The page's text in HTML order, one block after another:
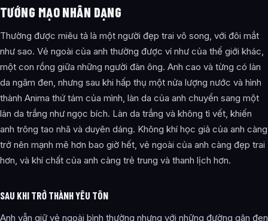
TƯỚNG MẠO NHÂN DẠNG
Thường được miêu tả là một người đẹp trai vô song, với đôi mắt
như sao. Vẻ ngoài của anh thường được ví như của thế giới khác,
một con rồng giữa những người đàn ông. Anh cao và từng có làn
da ngăm đen, nhưng sau khi hấp thụ một nửa lượng nước và hình
thành Anima thứ tám của mình, làn da của anh chuyển sang một
làn da trắng như ngọc bích. Làn da trắng và không tì vết, khiến
anh trông tao nhã và duyên dáng. Không khí học giả của anh càng
trở nên mạnh mẽ hơn bao giờ hết, vẻ ngoài của anh càng đẹp trai
hơn, và khí chất của anh càng trẻ trung và thanh lịch hơn.
SAU KHI TRỞ THÀNH YÊU TÔN
Anh vẫn giữ vẻ ngoài bình thường nhưng với những đường gân đen